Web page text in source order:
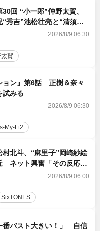
回 “小一郎”仲野太賀、
秀吉”池松壮亮と“清須会
2026/8/9 06:30
賀
ョン』第6話 正樹＆奈々
試みる
2026/8/9 06:30
村北斗、“麻里子”岡崎紗絵
ネット興奮「その反応
ネタバレあり）2026/8/9 06:00
SixTONES
番バスト大きい！」 自信